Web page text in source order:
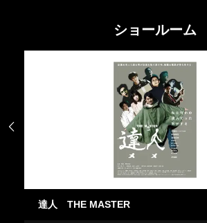
ショールーム
達人 THE MASTER
